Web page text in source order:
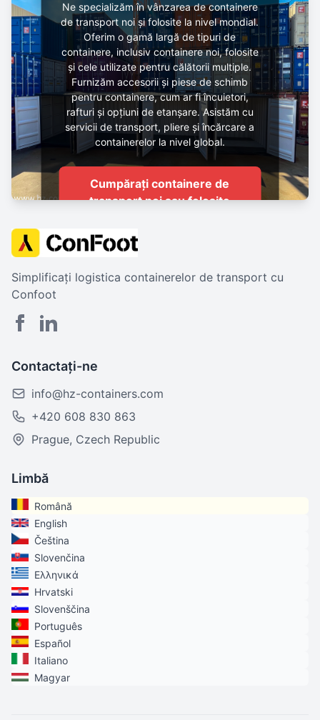
Ne specializăm în vânzarea de containere
de transport noi și folosite la nivel mondial.
Oferim o gamă largă de tipuri de
containere, inclusiv containere noi, folosite
și cele utilizate pentru călătorii multiple.
Furnizăm accesorii și piese de schimb
pentru containere, cum ar fi încuietori,
rafturi și opțiuni de etanșare. Asistăm cu
servicii de transport, pliere și încărcare a
containerelor la nivel global.
Cumpărați containere de
transport noi sau folosite
Simplificați logistica containerelor de transport cu
Confoot
Contactați-ne
info@hz-containers.com
+420 608 830 863
Prague, Czech Republic
Limbă
Română
English
Čeština
Slovenčina
Ελληνικά
Hrvatski
Slovenščina
Português
Español
Italiano
Magyar